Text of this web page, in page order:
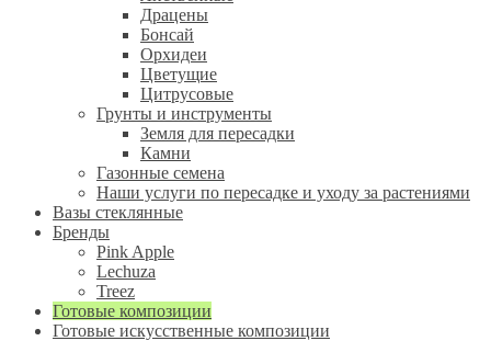
Драцены
Бонсай
Орхидеи
Цветущие
Цитрусовые
Грунты и инструменты
Земля для пересадки
Камни
Газонные семена
Наши услуги по пересадке и уходу за растениями
Вазы стеклянные
Бренды
Pink Apple
Lechuza
Treez
Готовые композиции
Готовые искусственные композиции